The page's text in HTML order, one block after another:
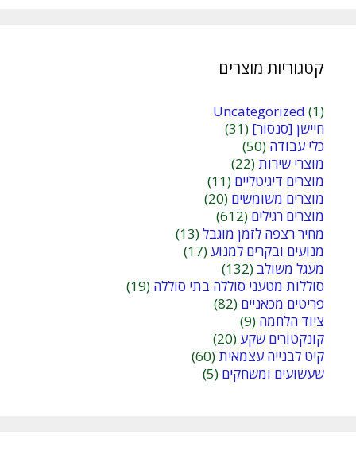
קטגוריות מוצרים
Uncategorized (1)
חיישן [סנסור] (31)
כלי עבודה (50)
מוצרי שירות(22)
מוצרים דיגיטליים (11)
מוצרים משומשים (20)
מוצרים רגילים (612)
מחיר רצפה לזמן מוגבל(13)
מנועים ובקרים למנוע (17)
מעגל משולב (132)
סוללות מטעני סוללה בתי סוללה (19)
פריטים מכאניים (82)
ציוד הלחמה (9)
קונקטורים שקע (20)
קיט לבנייה עצמאית(60)
שעשועים ומשחקים (5)